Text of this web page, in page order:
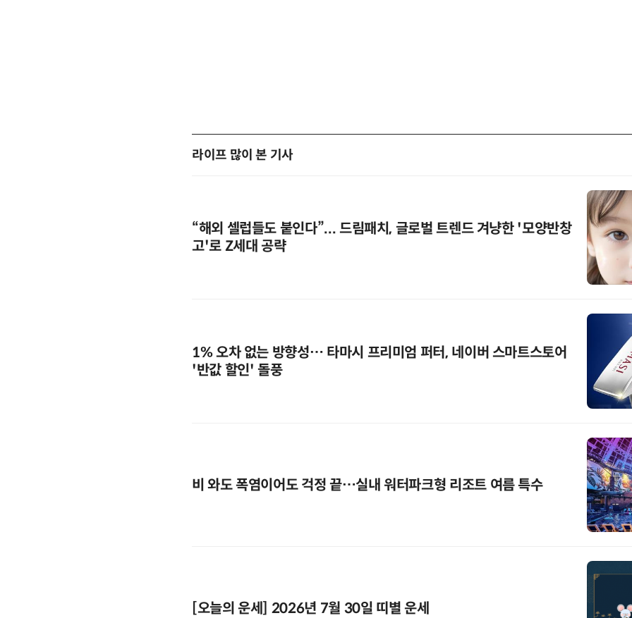
라이프 많이 본 기사
“해외 셀럽들도 붙인다”... 드림패치, 글로벌 트렌드 겨냥한 '모양반창
고'로 Z세대 공략
1% 오차 없는 방향성… 타마시 프리미엄 퍼터, 네이버 스마트스토어
'반값 할인' 돌풍
비 와도 폭염이어도 걱정 끝…실내 워터파크형 리조트 여름 특수
[오늘의 운세] 2026년 7월 30일 띠별 운세